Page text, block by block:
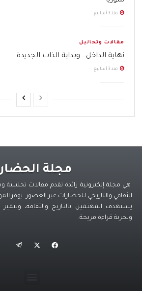
منذ 3 أسابيع
مقالات وتحاليل
نهاية الداخل.. وبداية الذات الجديدة
منذ 3 أسابيع
مجلة
هي مجلة إلكترونية رائدة تقدم مقالات تحليلية
الثقافي والتاريخي للحضارات عبر العصور. يوفر
يستهدف المهتمين بالتاريخ والثقافة،
وتجربة قراءة مريحة.